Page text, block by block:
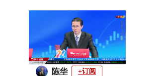
陈华 +订阅